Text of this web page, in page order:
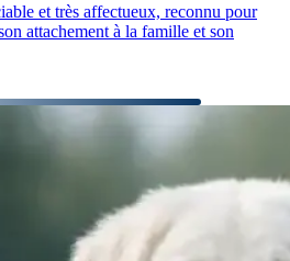
et très affectueux, reconnu pour
attachement à la famille et son